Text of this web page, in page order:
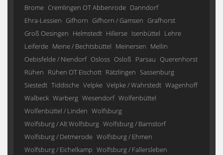
Brome Cremlingen OT Abbenrode Danndorf
Ehra-Lessien Gifhorn Gifhorn / Gamsen Grafhorst
Groß Oesingen Helmstedt Hillerse Isenbüttel Lehre
Leiferde Meine / Bechtsbüttel Meinersen Mellin
Oebisfelde / Niendorf Osloss Osloß Parsau Querenhorst
Rühen Rühen OT Eischott Rätzlingen Sassenburg
Siestedt Tiddische Velpke Velpke / Wahrstedt Wagenhoff
Walbeck Warberg Wesendorf Wolfenbüttel
Wolfenbüttel / Linden Wolfsburg
Wolfsburg / Alt Wolfsburg Wolfsburg / Barnstorf
Wolfsburg / Detmerode Wolfsburg / Ehmen
Wolfsburg / Eichelkamp Wolfsburg / Fallersleben